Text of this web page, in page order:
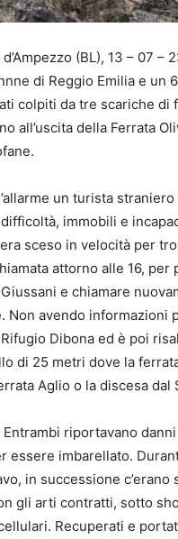
(BL), 13 – 07
di Reggio Emilia e un
colpiti da tre scariche di
all’uscita della Ferrata
un turista
immobili e
era sceso in velocità per
attorno alle 16, per
e chiamare
Non avendo informazioni
Dibona ed è poi
di 25 metri dove la
Aglio o la discesa dal
riportavano
essere imbarellato.
in successione
gli arti contratti, sotto
Recuperati e